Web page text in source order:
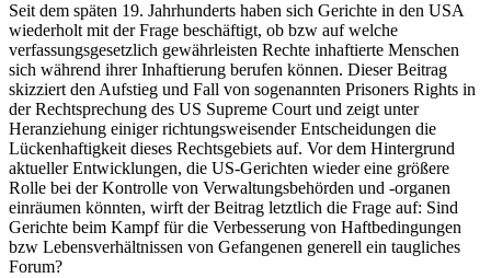
Seit dem späten 19. Jahrhunderts haben sich Gerichte in den USA
wiederholt mit der Frage beschäftigt, ob bzw auf welche
verfassungsgesetzlich gewährleisten Rechte inhaftierte Menschen
sich während ihrer Inhaftierung berufen können. Dieser Beitrag
skizziert den Aufstieg und Fall von sogenannten Prisoners Rights in
der Rechtsprechung des US Supreme Court und zeigt unter
Heranziehung einiger richtungsweisender Entscheidungen die
Lückenhaftigkeit dieses Rechtsgebiets auf. Vor dem Hintergrund
aktueller Entwicklungen, die US-Gerichten wieder eine größere
Rolle bei der Kontrolle von Verwaltungsbehörden und -organen
einräumen könnten, wirft der Beitrag letztlich die Frage auf: Sind
Gerichte beim Kampf für die Verbesserung von Haftbedingungen
bzw Lebensverhältnissen von Gefangenen generell ein taugliches
Forum?